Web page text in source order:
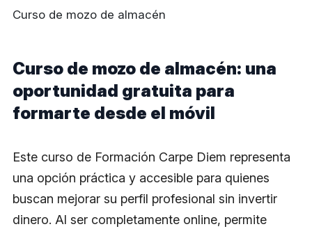
Curso de mozo de almacén
Curso de mozo de almacén: una
oportunidad gratuita para
formarte desde el móvil
Este curso de Formación Carpe Diem representa
una opción práctica y accesible para quienes
buscan mejorar su perfil profesional sin invertir
dinero. Al ser completamente online, permite